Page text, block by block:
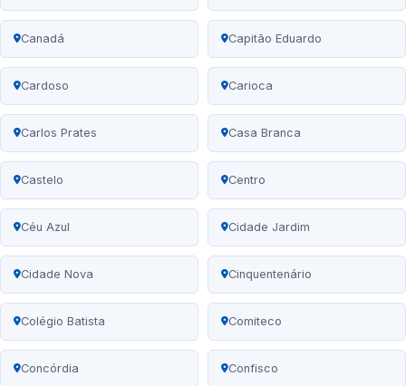
Canadá Capitão Eduardo
Cardoso Carioca
Carlos Prates Casa Branca
Castelo Centro
Céu Azul Cidade Jardim
Cidade Nova Cinquentenário
Colégio Batista Comiteco
Concórdia Confisco